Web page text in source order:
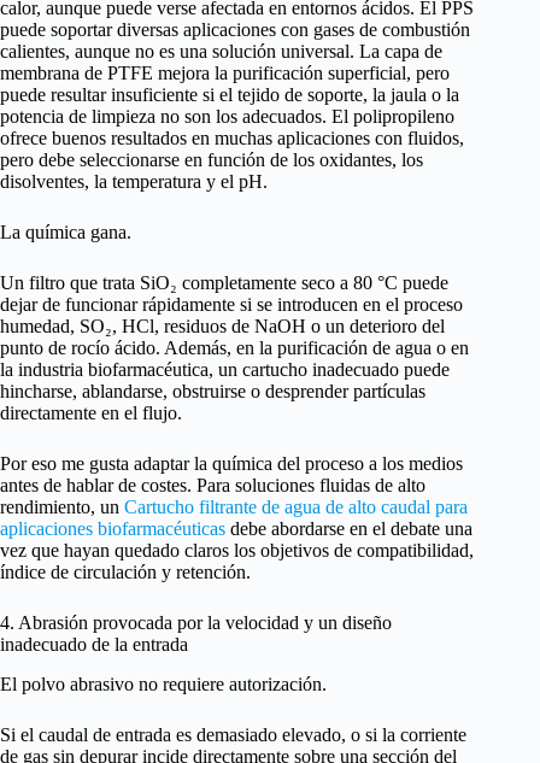
calor, aunque puede verse afectada en entornos ácidos. El PPS
puede soportar diversas aplicaciones con gases de combustión
calientes, aunque no es una solución universal. La capa de
membrana de PTFE mejora la purificación superficial, pero
puede resultar insuficiente si el tejido de soporte, la jaula o la
potencia de limpieza no son los adecuados. El polipropileno
ofrece buenos resultados en muchas aplicaciones con fluidos,
pero debe seleccionarse en función de los oxidantes, los
disolventes, la temperatura y el pH.
La química gana.
Un filtro que trata SiO₂ completamente seco a 80 °C puede
dejar de funcionar rápidamente si se introducen en el proceso
humedad, SO₂, HCl, residuos de NaOH o un deterioro del
punto de rocío ácido. Además, en la purificación de agua o en
la industria biofarmacéutica, un cartucho inadecuado puede
hincharse, ablandarse, obstruirse o desprender partículas
directamente en el flujo.
Por eso me gusta adaptar la química del proceso a los medios
antes de hablar de costes. Para soluciones fluidas de alto
rendimiento, un Cartucho filtrante de agua de alto caudal para
aplicaciones biofarmacéuticas debe abordarse en el debate una
vez que hayan quedado claros los objetivos de compatibilidad,
índice de circulación y retención.
4. Abrasión provocada por la velocidad y un diseño
inadecuado de la entrada
El polvo abrasivo no requiere autorización.
Si el caudal de entrada es demasiado elevado, o si la corriente
de gas sin depurar incide directamente sobre una sección del